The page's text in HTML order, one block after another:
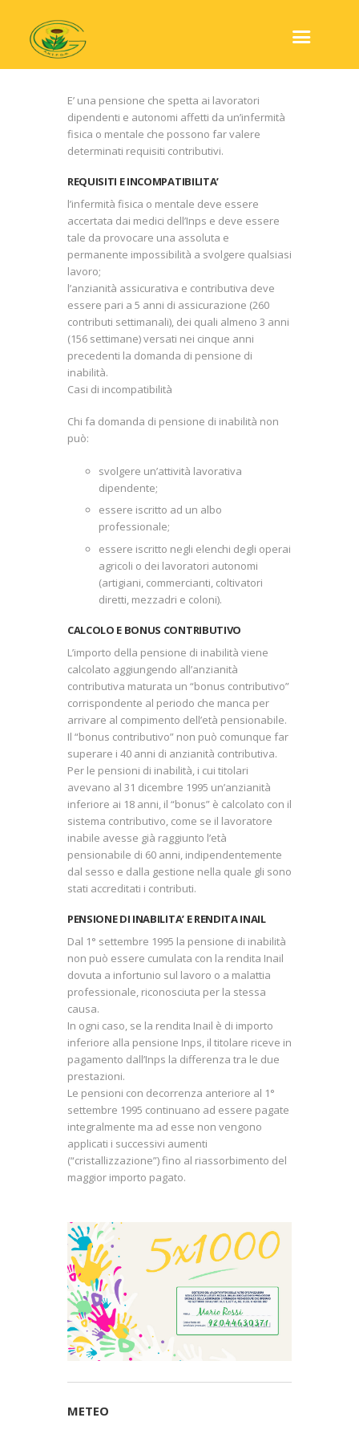
E’ una pensione che spetta ai lavoratori
dipendenti e autonomi affetti da un’infermità
fisica o mentale che possono far valere
determinati requisiti contributivi.
REQUISITI E INCOMPATIBILITA’
l’infermità fisica o mentale deve essere
accertata dai medici dell’Inps e deve essere
tale da provocare una assoluta e
permanente impossibilità a svolgere qualsiasi
lavoro;
l’anzianità assicurativa e contributiva deve
essere pari a 5 anni di assicurazione (260
contributi settimanali), dei quali almeno 3 anni
(156 settimane) versati nei cinque anni
precedenti la domanda di pensione di
inabilità.
Casi di incompatibilità
Chi fa domanda di pensione di inabilità non
può:
svolgere un’attività lavorativa
dipendente;
essere iscritto ad un albo
professionale;
essere iscritto negli elenchi degli operai
agricoli o dei lavoratori autonomi
(artigiani, commercianti, coltivatori
diretti, mezzadri e coloni).
CALCOLO E BONUS CONTRIBUTIVO
L’importo della pensione di inabilità viene
calcolato aggiungendo all’anzianità
contributiva maturata un “bonus contributivo”
corrispondente al periodo che manca per
arrivare al compimento dell’età pensionabile.
Il “bonus contributivo” non può comunque far
superare i 40 anni di anzianità contributiva.
Per le pensioni di inabilità, i cui titolari
avevano al 31 dicembre 1995 un’anzianità
inferiore ai 18 anni, il “bonus” è calcolato con il
sistema contributivo, come se il lavoratore
inabile avesse già raggiunto l’età
pensionabile di 60 anni, indipendentemente
dal sesso e dalla gestione nella quale gli sono
stati accreditati i contributi.
PENSIONE DI INABILITA’ E RENDITA INAIL
Dal 1° settembre 1995 la pensione di inabilità
non può essere cumulata con la rendita Inail
dovuta a infortunio sul lavoro o a malattia
professionale, riconosciuta per la stessa
causa.
In ogni caso, se la rendita Inail è di importo
inferiore alla pensione Inps, il titolare riceve in
pagamento dall’Inps la differenza tra le due
prestazioni.
Le pensioni con decorrenza anteriore al 1°
settembre 1995 continuano ad essere pagate
integralmente ma ad esse non vengono
applicati i successivi aumenti
(“cristallizzazione”) fino al riassorbimento del
maggior importo pagato.
METEO